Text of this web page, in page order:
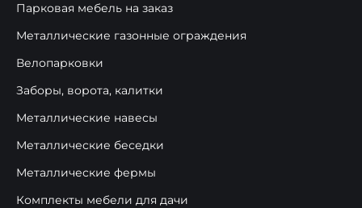
Парковая мебель на заказ
Металлические газонные ограждения
Велопарковки
Заборы, ворота, калитки
Металлические навесы
Металлические беседки
Металлические фермы
Комплекты мебели для дачи